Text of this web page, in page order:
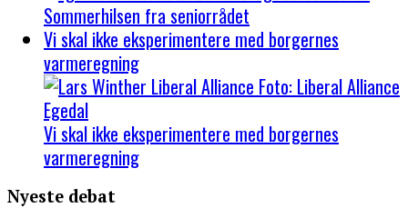
Sommerhilsen fra seniorrådet
Vi skal ikke eksperimentere med borgernes
varmeregning
Vi skal ikke eksperimentere med borgernes
varmeregning
Nyeste debat